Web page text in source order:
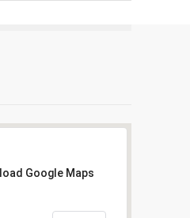
Google Maps